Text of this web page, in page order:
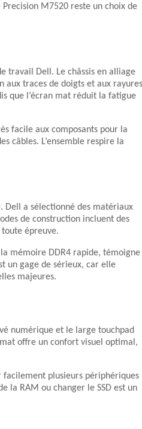
M7520 reste un choix de
travail Dell. Le châssis en alliage
aux traces de doigts et aux
que l’écran mat réduit la fatigue
facile aux composants pour la
câbles. L’ensemble respire la
Dell a sélectionné des matériaux
de construction incluent des
épreuve.
mémoire DDR4 rapide, témoigne
un gage de sérieux, car elle
majeures.
numérique et le large touchpad
offre un confort visuel optimal,
facilement plusieurs périphériques
la RAM ou changer le SSD est un